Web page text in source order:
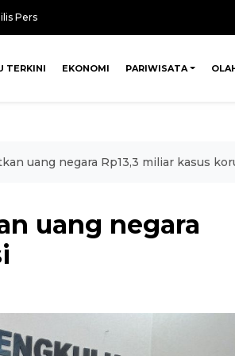
Pers
TERKINI EKONOMI PARIWISATA
uang negara Rp13,3 miliar kasus
uang negara